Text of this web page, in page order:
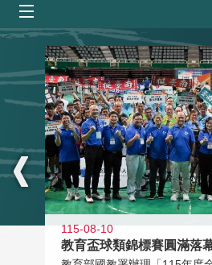
:::
115-08-10
教育盃球類錦標賽圓滿落